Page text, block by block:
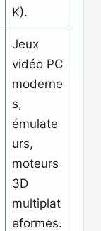
K).
Jeux
vidéo PC
moderne
s,
émulate
urs,
moteurs
3D
multiplat
eformes.